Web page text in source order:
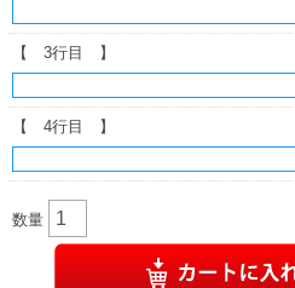
【 3行目 】
【 4行目 】
数量